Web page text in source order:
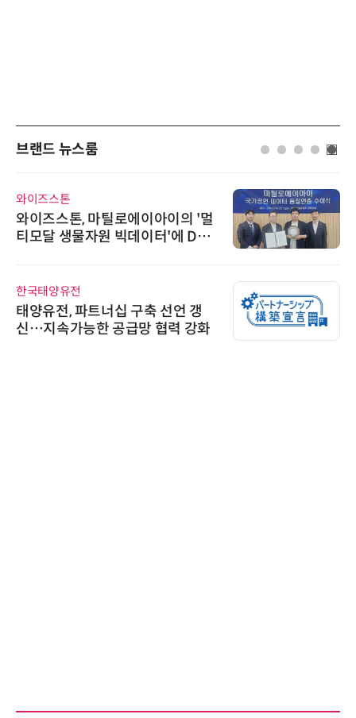
브랜드 뉴스룸
와이즈스톤
와이즈스톤, 마틸로에이아이의 '멀
티모달 생물자원 빅데이터'에 DQ
한국태양유전
태양유전, 파트너십 구축 선언 갱
신…지속가능한 공급망 협력 강화